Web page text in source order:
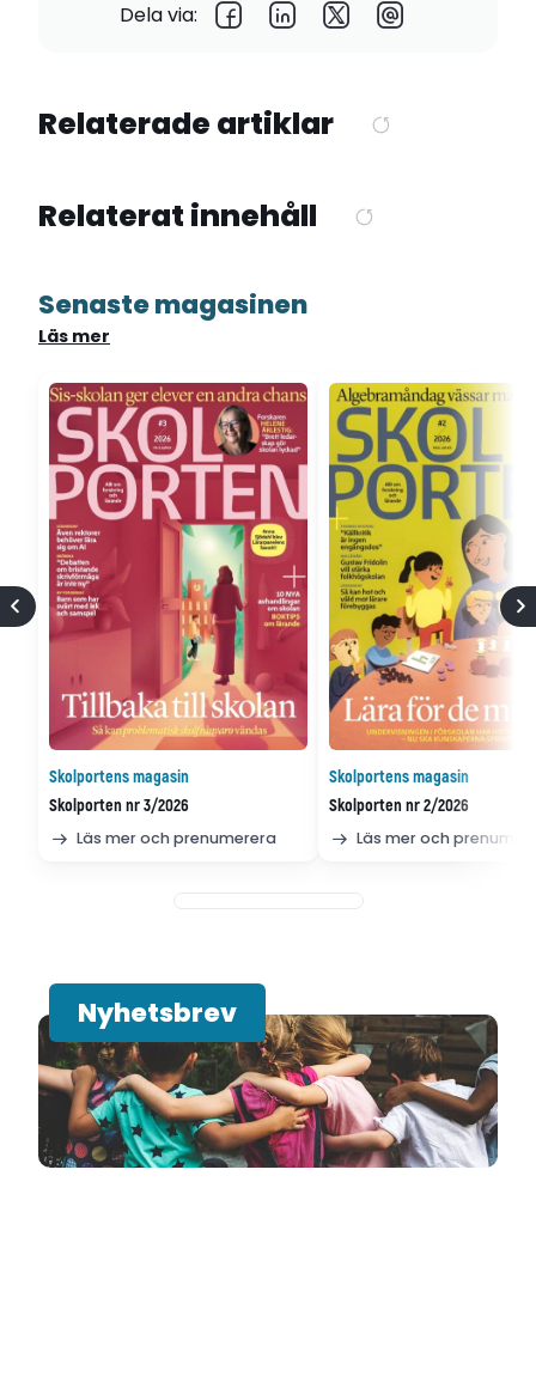
Dela via:
Relaterade artiklar
Relaterat innehåll
Senaste magasinen
Läs mer
Skolportens magasin
Skolporten nr 3/2026
Läs mer och prenumerera
Skolportens magasin
Skolporten nr 2/2026
Läs mer och
Nyhetsbrev